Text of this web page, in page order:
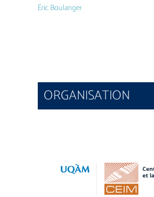
Éric Boulanger
ORGANISATION